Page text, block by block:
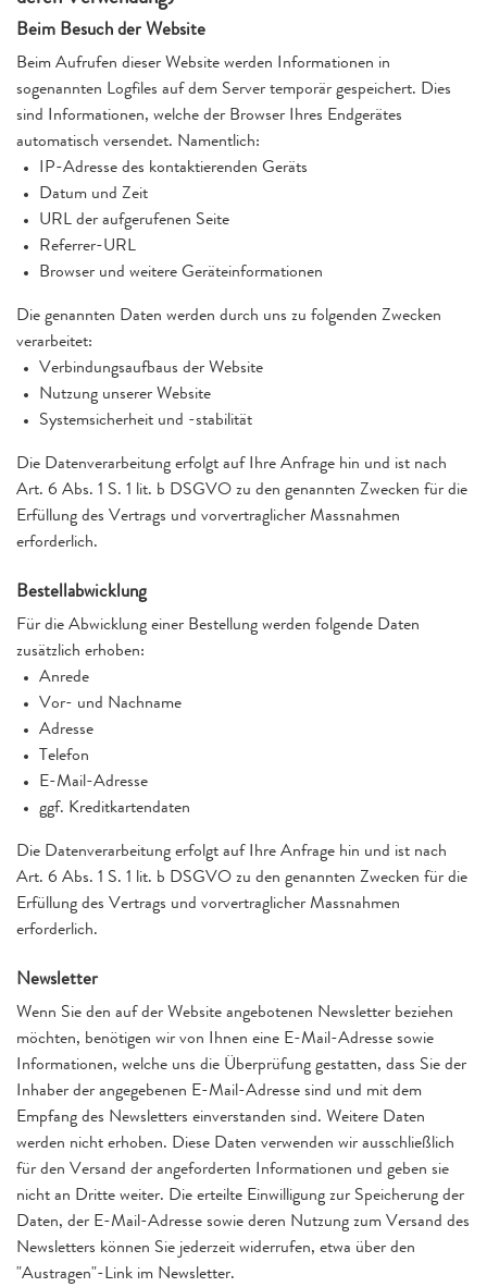
Beim Besuch der Website
Beim Aufrufen dieser Website werden Informationen in
sogenannten Logfiles auf dem Server temporär gespeichert. Dies
sind Informationen, welche der Browser Ihres Endgerätes
automatisch versendet. Namentlich:
IP-Adresse des kontaktierenden Geräts
Datum und Zeit
URL der aufgerufenen Seite
Referrer-URL
Browser und weitere Geräteinformationen
Die genannten Daten werden durch uns zu folgenden Zwecken
verarbeitet:
Verbindungsaufbaus der Website
Nutzung unserer Website
Systemsicherheit und -stabilität
Die Datenverarbeitung erfolgt auf Ihre Anfrage hin und ist nach
Art. 6 Abs. 1 S. 1 lit. b DSGVO zu den genannten Zwecken für die
Erfüllung des Vertrags und vorvertraglicher Massnahmen
erforderlich.
Bestellabwicklung
Für die Abwicklung einer Bestellung werden folgende Daten
zusätzlich erhoben:
Anrede
Vor- und Nachname
Adresse
Telefon
E-Mail-Adresse
ggf. Kreditkartendaten
Die Datenverarbeitung erfolgt auf Ihre Anfrage hin und ist nach
Art. 6 Abs. 1 S. 1 lit. b DSGVO zu den genannten Zwecken für die
Erfüllung des Vertrags und vorvertraglicher Massnahmen
erforderlich.
Newsletter
Wenn Sie den auf der Website angebotenen Newsletter beziehen
möchten, benötigen wir von Ihnen eine E-Mail-Adresse sowie
Informationen, welche uns die Überprüfung gestatten, dass Sie der
Inhaber der angegebenen E-Mail-Adresse sind und mit dem
Empfang des Newsletters einverstanden sind. Weitere Daten
werden nicht erhoben. Diese Daten verwenden wir ausschließlich
für den Versand der angeforderten Informationen und geben sie
nicht an Dritte weiter. Die erteilte Einwilligung zur Speicherung der
Daten, der E-Mail-Adresse sowie deren Nutzung zum Versand des
Newsletters können Sie jederzeit widerrufen, etwa über den
"Austragen"-Link im Newsletter.